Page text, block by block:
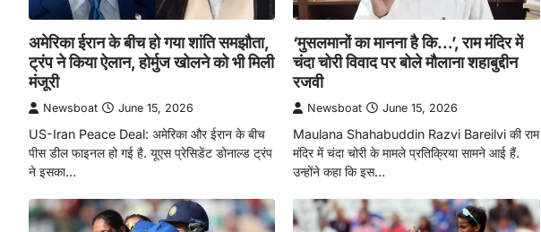
अमेरिका ईरान के बीच हो गया शांति समझौता,
ट्रंप ने किया ऐलान, होर्मुज खोलने को भी मिली
मंजूरी
Newsboat June 15, 2026
US-Iran Peace Deal: अमेरिका और ईरान के बीच
पीस डील फाइनल हो गई है. यूएस प्रेसिडेंट डोनाल्ड ट्रंप
ने इसका…
‘मुसलमानों का मानना है कि…’, राम मंदिर में
चंदा चोरी विवाद पर बोले मौलाना शहाबुद्दीन
रजवी
Newsboat June 15, 2026
Maulana Shahabuddin Razvi Bareilvi की राम
मंदिर में चंदा चोरी के मामले प्रतिक्रिया सामने आई हैं.
उन्होंने कहा कि इस…